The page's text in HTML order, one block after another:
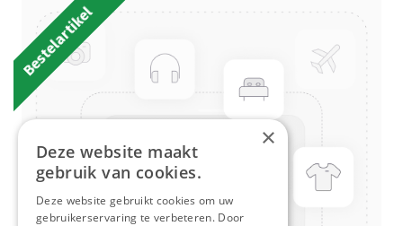
Bestelartikel
×
Deze website maakt
gebruik van cookies.
Deze website gebruikt cookies om uw
gebruikerservaring te verbeteren. Door